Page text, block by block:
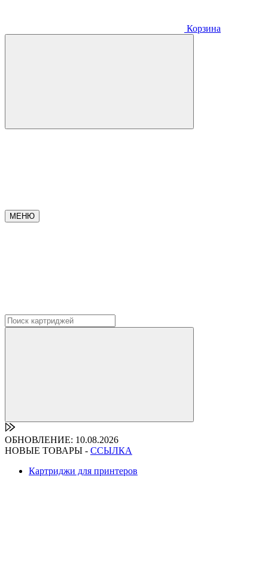
Корзина
МЕНЮ
ОБНОВЛЕНИЕ: 10.08.2026
НОВЫЕ ТОВАРЫ - ССЫЛКА
Картриджи для принтеров